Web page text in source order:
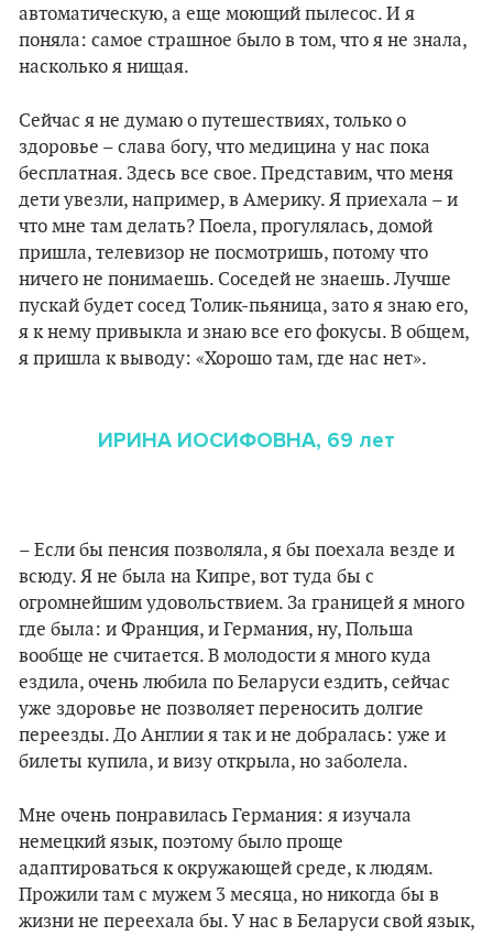
автоматическую, а еще моющий пылесос. И я
поняла: самое страшное было в том, что я не знала,
насколько я нищая.
Сейчас я не думаю о путешествиях, только о
здоровье – слава богу, что медицина у нас пока
бесплатная. Здесь все свое. Представим, что меня
дети увезли, например, в Америку. Я приехала – и
что мне там делать? Поела, прогулялась, домой
пришла, телевизор не посмотришь, потому что
ничего не понимаешь. Соседей не знаешь. Лучше
пускай будет сосед Толик-пьяница, зато я знаю его,
я к нему привыкла и знаю все его фокусы. В общем,
я пришла к выводу: «Хорошо там, где нас нет».
ИРИНА ИОСИФОВНА, 69 лет
– Если бы пенсия позволяла, я бы поехала везде и
всюду. Я не была на Кипре, вот туда бы с
огромнейшим удовольствием. За границей я много
где была: и Франция, и Германия, ну, Польша
вообще не считается. В молодости я много куда
ездила, очень любила по Беларуси ездить, сейчас
уже здоровье не позволяет переносить долгие
переезды. До Англии я так и не добралась: уже и
билеты купила, и визу открыла, но заболела.
Мне очень понравилась Германия: я изучала
немецкий язык, поэтому было проще
адаптироваться к окружающей среде, к людям.
Прожили там с мужем 3 месяца, но никогда бы в
жизни не переехала бы. У нас в Беларуси свой язык,